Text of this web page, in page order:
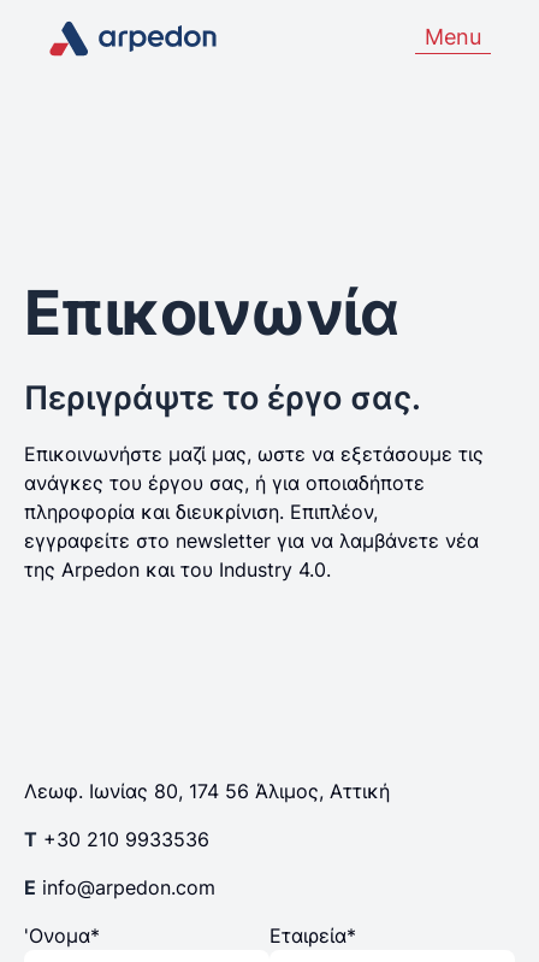
Menu
Επικοινωνία
Περιγράψτε το έργο σας.
Επικοινωνήστε μαζί μας, ωστε να εξετάσουμε τις
ανάγκες του έργου σας, ή για οποιαδήποτε
πληροφορία και διευκρίνιση. Επιπλέον,
εγγραφείτε στο newsletter για να λαμβάνετε νέα
της Arpedon και του Industry 4.0.
Λεωφ. Ιωνίας 80, 174 56 Άλιμος, Αττική
T +30 210 9933536
E info@arpedon.com
'Ονομα*
Εταιρεία*